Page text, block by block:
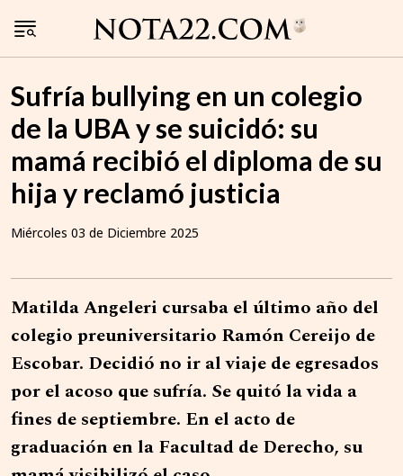
Sufría bullying en un colegio
de la UBA y se suicidó: su
mamá recibió el diploma de su
hija y reclamó justicia
Miércoles 03 de Diciembre 2025
Matilda Angeleri cursaba el último año del
colegio preuniversitario Ramón Cereijo de
Escobar. Decidió no ir al viaje de egresados
por el acoso que sufría. Se quitó la vida a
fines de septiembre. En el acto de
graduación en la Facultad de Derecho, su